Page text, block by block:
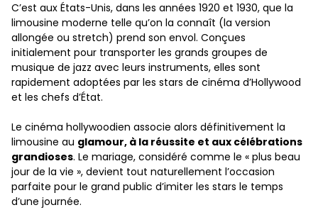
C’est aux États-Unis, dans les années 1920 et 1930, que la
limousine moderne telle qu’on la connaît (la version
allongée ou stretch) prend son envol. Conçues
initialement pour transporter les grands groupes de
musique de jazz avec leurs instruments, elles sont
rapidement adoptées par les stars de cinéma d’Hollywood
et les chefs d’État.
Le cinéma hollywoodien associe alors définitivement la
limousine au glamour, à la réussite et aux célébrations
grandioses. Le mariage, considéré comme le « plus beau
jour de la vie », devient tout naturellement l’occasion
parfaite pour le grand public d’imiter les stars le temps
d’une journée.